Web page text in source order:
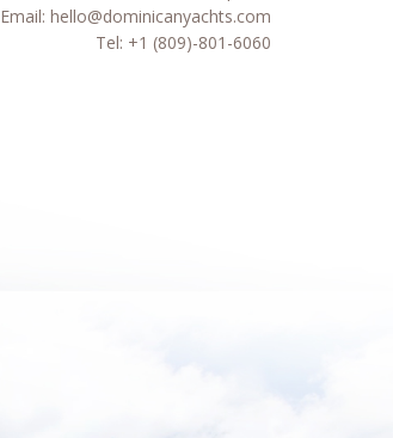
Email: hello@dominicanyachts.com
Tel: +1 (809)-801-6060